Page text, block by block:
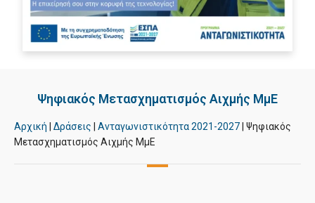
Ψηφιακός Μετασχηματισμός Αιχμής ΜμΕ
Αρχική Δράσεις Ανταγωνιστικότητα 2021-2027 Ψηφιακός
Μετασχηματισμός Αιχμής ΜμΕ